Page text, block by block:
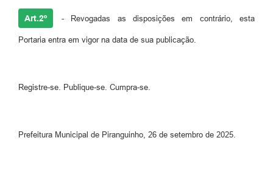
Art.2º - Revogadas as disposições em contrário, esta
Portaria entra em vigor na data de sua publicação.
Registre-se. Publique-se. Cumpra-se.
Prefeitura Municipal de Piranguinho, 26 de setembro de 2025.